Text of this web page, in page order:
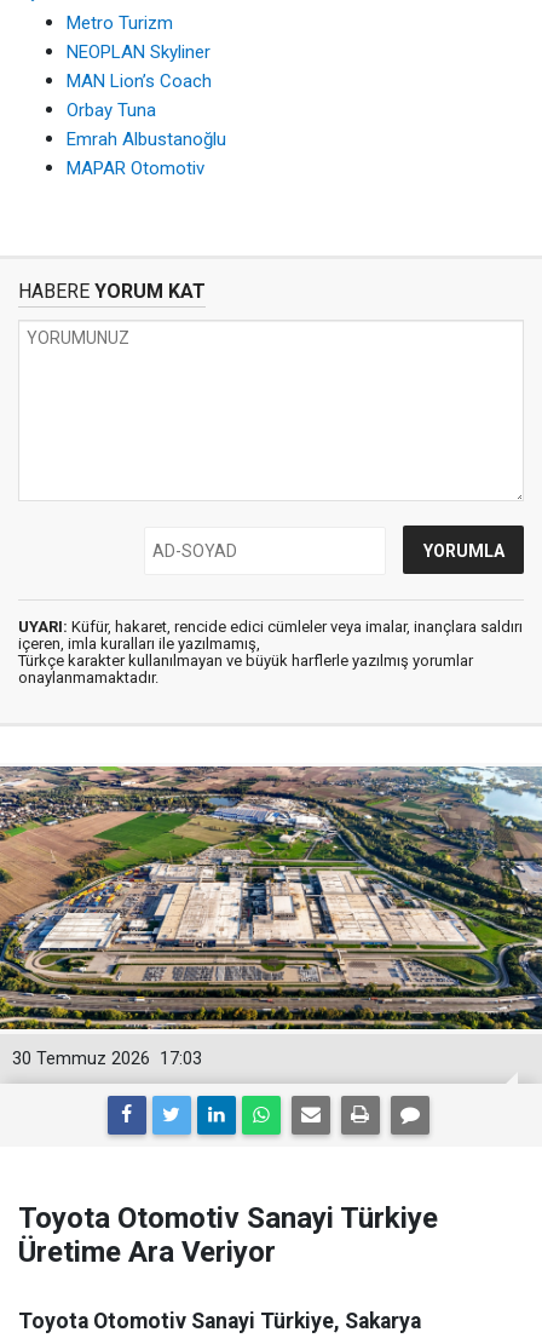
Metro Turizm
NEOPLAN Skyliner
MAN Lion’s Coach
Orbay Tuna
Emrah Albustanoğlu
MAPAR Otomotiv
HABERE YORUM KAT
UYARI: Küfür, hakaret, rencide edici cümleler veya imalar, inançlara saldırı
içeren, imla kuralları ile yazılmamış,
Türkçe karakter kullanılmayan ve büyük harflerle yazılmış yorumlar
onaylanmamaktadır.
17:03
30 Temmuz 2026
Toyota Otomotiv Sanayi Türkiye
Üretime Ara Veriyor
Toyota Otomotiv Sanayi Türkiye, Sakarya